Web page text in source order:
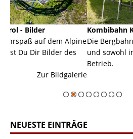
Alpine
des
Kombibahn Karkogel -
Die Bergbahn in Abtenau ist
und sowohl im Sommer als
NEUESTE EINTRÄGE